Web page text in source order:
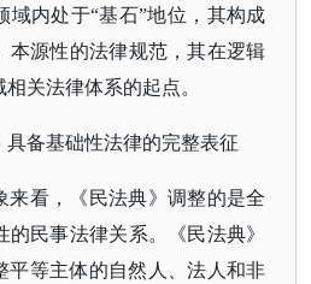
域内处于“基石”地位，其构成
本源性的法律规范，其在逻辑
关法律体系的起点。
具备基础性法律的完整表征
来看，《民法典》调整的是全
民事法律关系。《民法典》
平等主体的自然人、法人和非